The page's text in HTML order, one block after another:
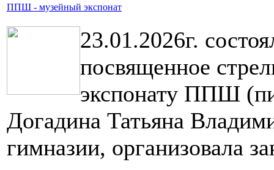
ППШ - музейный экспонат
23.01.2026г.
посвященное
экспонату ППШ
Догадина Татьяна
гимназии, организовала